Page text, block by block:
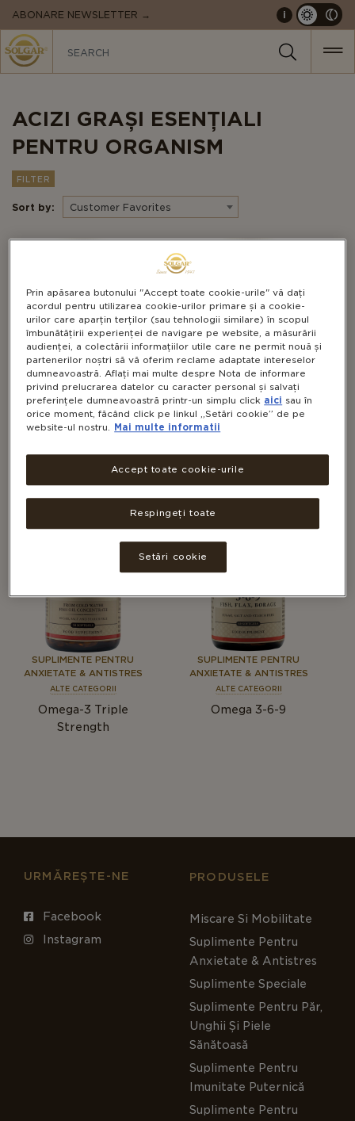
MAIN
NAVIGATION
ABONARE NEWSLETTER → i
ACIZI GRAȘI ESENȚIALI
PENTRU ORGANISM
FILTER
Sort by: Customer Favorites
SUPLIMENTE PENTRU
ACCELERAREA
METABOLISMULUI
ALTE CATEGORII
(Concentrat din Ulei de
Pește)
SUPLIMENTE PENTRU
ANXIETATE & ANTISTRES
ALTE CATEGORII
Omega-3 Double
Strength
SUPLIMENTE PENTRU
ANXIETATE & ANTISTRES
ALTE CATEGORII
Omega-3 Triple
Strength
SUPLIMENTE PENTRU
ANXIETATE & ANTISTRES
ALTE CATEGORII
Omega 3-6-9
URMĂREȘTE-NE
Facebook
Instagram
PRODUSELE
Miscare Si Mobilitate
Suplimente Pentru
Anxietate & Antistres
Suplimente Speciale
Suplimente Pentru Păr,
Unghii Și Piele
Sănătoasă
Suplimente Pentru
Imunitate Puternică
Suplimente Pentru
Prin apăsarea butonului "Accept toate cookie-urile" vă dați
acordul pentru utilizarea cookie-urilor primare și a cookie-
urilor care aparțin terților (sau tehnologii similare) în scopul
îmbunătățirii experienței de navigare pe website, a măsurării
audienței, a colectării informațiilor utile care ne permit nouă și
partenerilor noștri să vă oferim reclame adaptate intereselor
dumneavoastră. Aflați mai multe despre Nota de informare
privind prelucrarea datelor cu caracter personal și salvați
preferințele dumneavoastră printr-un simplu click aici sau în
orice moment, făcând click pe linkul „Setări cookie” de pe
website-ul nostru.
Mai multe informatii
Respingeți toate
Accept toate cookie-urile
Setări cookie